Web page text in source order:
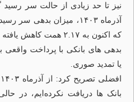
نیز تا حد زیادی از حالت سر
بدهی ‌های بانکی با پرداخت واقعی
یا تمدید صوری.
بانک ‌ها دریافت نکرده‌ایم، در